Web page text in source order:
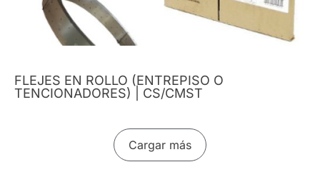
FLEJES EN ROLLO (ENTREPISO O
TENCIONADORES) | CS/CMST
Cargar más